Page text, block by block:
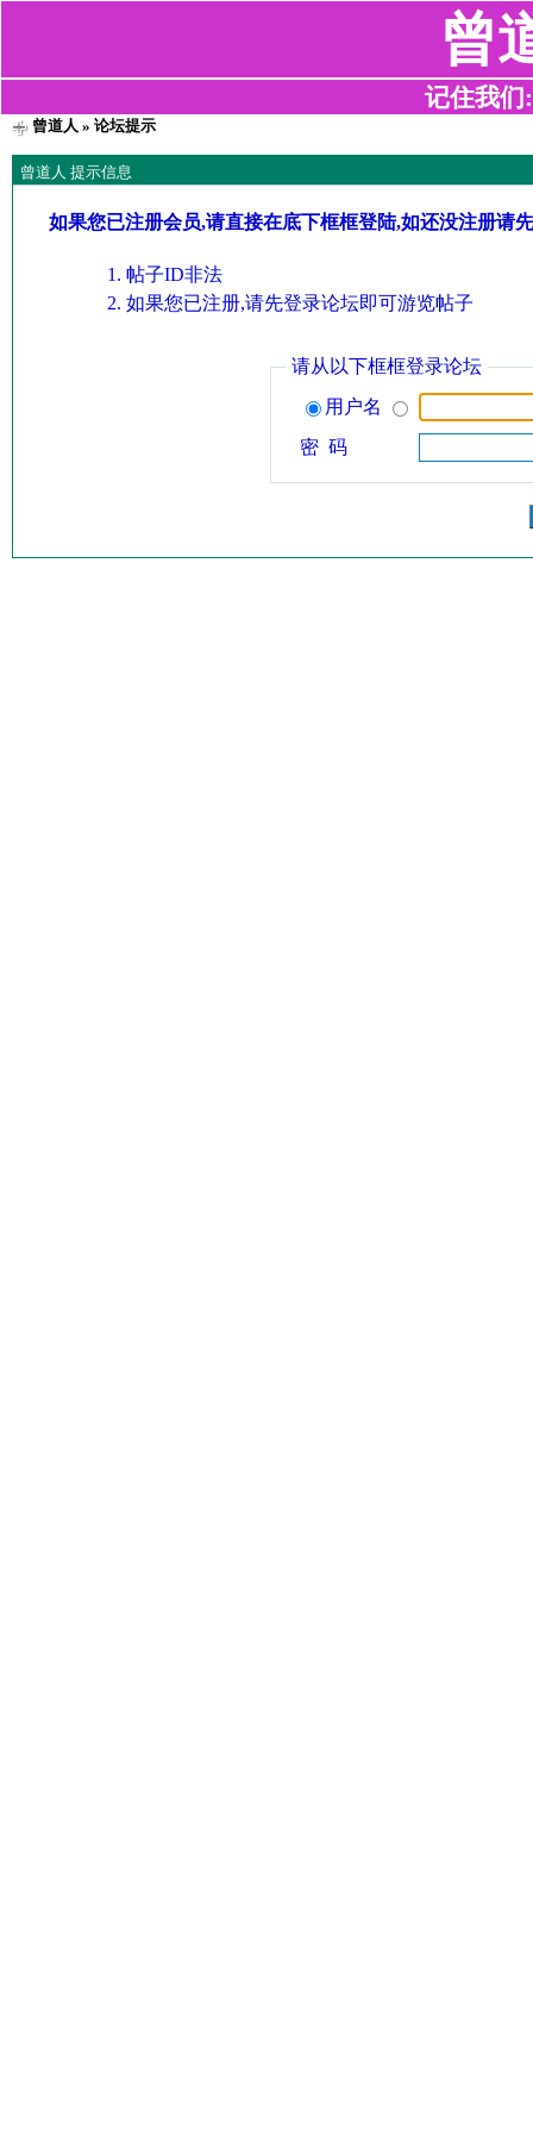
曾
记住我们
曾道人 » 论坛提示
曾道人 提示信息
如果您已注册会员,请直接在底下框框登陆,如还没注册请
帖子ID非法
如果您已注册,请先登录论坛即可游览帖子
请从以下框框登录论坛
用户名
密 码